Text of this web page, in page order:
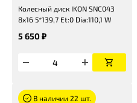
Колесный диск IKON SNC043
8x16 5*139,7 Et:0 Dia:110,1 W
5 650 ₽
В наличии 22 шт.